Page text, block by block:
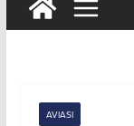
AVIASI